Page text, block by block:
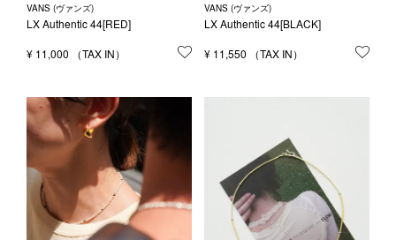
VANS (ヴァンズ)
LX Authentic 44[RED]
¥ 11,000 お気に入りに登録する
VANS (ヴァンズ)
LX Authentic 44[BLACK]
¥ 11,550